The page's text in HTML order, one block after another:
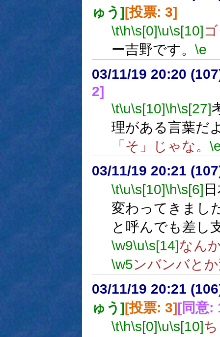
ゅう][投票: 3]
\t\h\s[0]\u\s[10]
ー吉野です。 \e
03/11/19 20:20
2]
\t\u\s[10]\h\s[27]
理がある言葉だ
「そ」じゃな。
03/11/19 20:21
\t\u\s[10]\h\s[6]
変わってきまし
と呼んでも差し
\w9\u\s[14]なん
\w5ンバンバと
03/11/19 20:21
ゅう][投票: 3][同意:
\t\h\s[0]\u\s[10]